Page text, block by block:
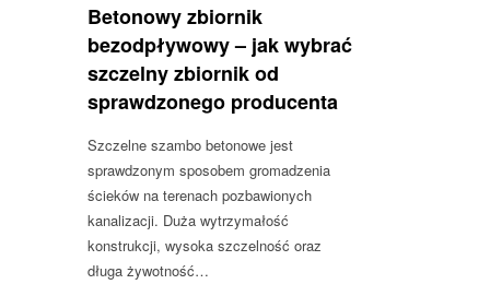
Betonowy zbiornik
bezodpływowy – jak wybrać
szczelny zbiornik od
sprawdzonego producenta
Szczelne szambo betonowe jest
sprawdzonym sposobem gromadzenia
ścieków na terenach pozbawionych
kanalizacji. Duża wytrzymałość
konstrukcji, wysoka szczelność oraz
długa żywotność…